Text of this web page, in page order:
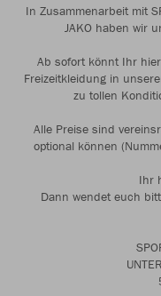
In Zusammenarbeit mit
JAKO haben wir
Ab sofort könnt Ihr
Freizeitkleidung in
zu tollen
Alle Preise sind
optional können
Ihr
Dann wendet euch